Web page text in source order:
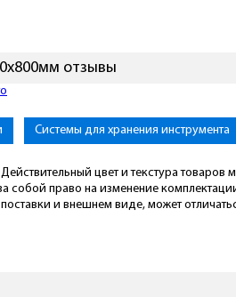
отзывы
Системы для хранения инструмента
цвет и текстура товаров
собой право на изменение
и внешнем виде, может